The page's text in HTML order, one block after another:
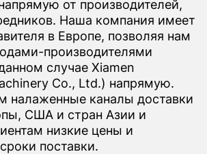
от производителей,
Наша компания имеет
в Европе, позволяя нам
производителями
случае Xiamen
Co., Ltd.) напрямую.
налаженные каналы доставки
США и стран Азии и
низкие цены и
поставки.